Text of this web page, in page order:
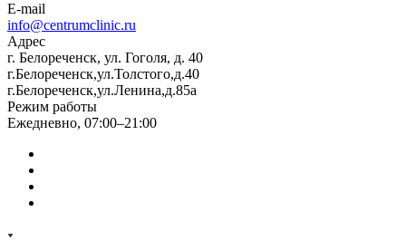
E-mail
info@centrumclinic.ru
Адрес
г. Белореченск, ул. Гоголя, д. 40
г.Белореченск,ул.Толстого,д.40
г.Белореченск,ул.Ленина,д.85а
Режим работы
Ежедневно, 07:00–21:00